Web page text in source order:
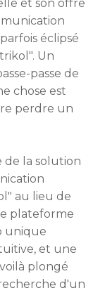
et son offre
éclipsé
Un
passe de
chose est
perdre un
de la solution
au lieu de
plateforme
unique
et une
plongé
d'un